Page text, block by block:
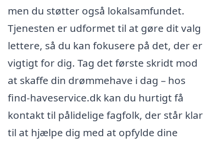
men du støtter også lokalsamfundet.
Tjenesten er udformet til at gøre dit valg
lettere, så du kan fokusere på det, der er
vigtigt for dig. Tag det første skridt mod
at skaffe din drømmehave i dag – hos
find-haveservice.dk kan du hurtigt få
kontakt til pålidelige fagfolk, der står klar
til at hjælpe dig med at opfylde dine